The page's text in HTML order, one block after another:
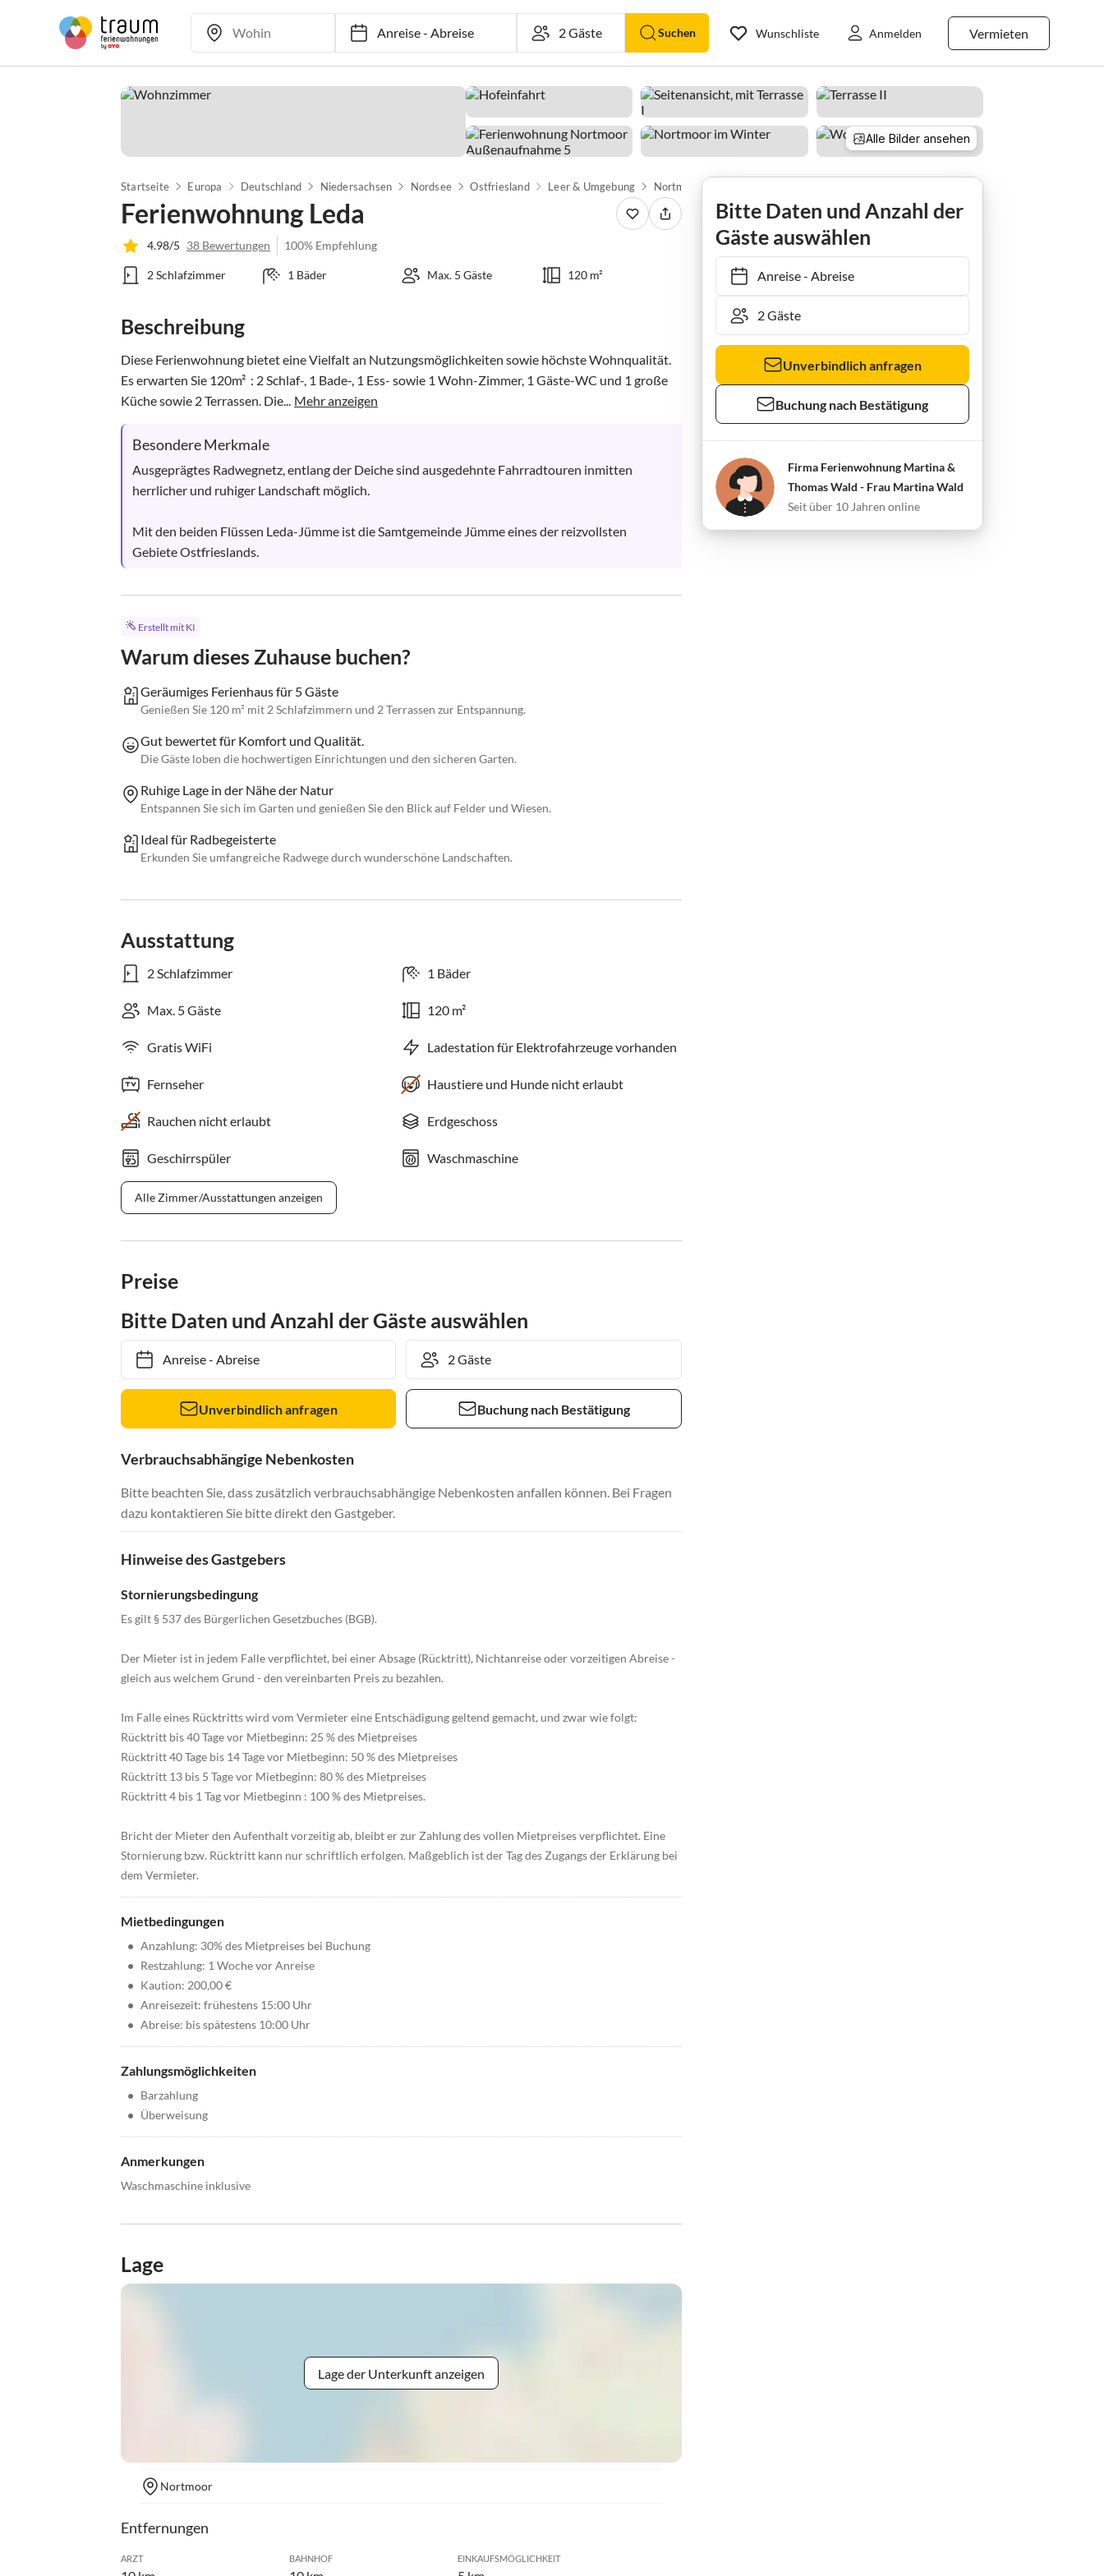
Anreise-Abreise Suchen Vermieten
Wunschliste Anmelden
Alle Bilder ansehen
Startseite Europa Deutschland Niedersachsen Nordsee Ostfriesland Leer & Umgebung Nortmoor
Ferienwohnung Leda
4.98/5 38 Bewertungen 100% Empfehlung
2 Schlafzimmer 1 Bäder Max. 5 Gäste 120 m²
Beschreibung
Diese Ferienwohnung bietet eine Vielfalt an Nutzungsmöglichkeiten sowie höchste Wohnqualität.
Es erwarten Sie 120m²  : 2 Schlaf-, 1 Bade-, 1 Ess- sowie 1 Wohn-Zimmer, 1 Gäste-WC und 1 große
Küche sowie 2 Terrassen. Die... Mehr anzeigen
Besondere Merkmale
Ausgeprägtes Radwegnetz, entlang der Deiche sind ausgedehnte Fahrradtouren inmitten
herrlicher und ruhiger Landschaft möglich.
Mit den beiden Flüssen Leda-Jümme ist die Samtgemeinde Jümme eines der reizvollsten
Gebiete Ostfrieslands.
Erstellt mit KI
Warum dieses Zuhause buchen?
Geräumiges Ferienhaus für 5 Gäste
Genießen Sie 120 m² mit 2 Schlafzimmern und 2 Terrassen zur Entspannung.
Gut bewertet für Komfort und Qualität.
Die Gäste loben die hochwertigen Einrichtungen und den sicheren Garten.
Ruhige Lage in der Nähe der Natur
Entspannen Sie sich im Garten und genießen Sie den Blick auf Felder und Wiesen.
Ideal für Radbegeisterte
Erkunden Sie umfangreiche Radwege durch wunderschöne Landschaften.
Ausstattung
2 Schlafzimmer 1 Bäder
Max. 5 Gäste 120 m²
Gratis WiFi Ladestation für Elektrofahrzeuge vorhanden
Fernseher Haustiere und Hunde nicht erlaubt
Rauchen nicht erlaubt Erdgeschoss
Geschirrspüler Waschmaschine
Alle Zimmer/Ausstattungen anzeigen
Preise
Bitte Daten und Anzahl der Gäste auswählen
Anreise- Abreise
Unverbindlich anfragen Buchung nach Bestätigung
Verbrauchsabhängige Nebenkosten
Bitte beachten Sie, dass zusätzlich verbrauchsabhängige Nebenkosten anfallen können. Bei Fragen
dazu kontaktieren Sie bitte direkt den Gastgeber.
Hinweise des Gastgebers
Stornierungsbedingung
Es gilt § 537 des Bürgerlichen Gesetzbuches (BGB).
Der Mieter ist in jedem Falle verpflichtet, bei einer Absage (Rücktritt), Nichtanreise oder vorzeitigen Abreise -
gleich aus welchem Grund - den vereinbarten Preis zu bezahlen.
Im Falle eines Rücktritts wird vom Vermieter eine Entschädigung geltend gemacht, und zwar wie folgt:
Rücktritt bis 40 Tage vor Mietbeginn: 25 % des Mietpreises
Rücktritt 40 Tage bis 14 Tage vor Mietbeginn: 50 % des Mietpreises
Rücktritt 13 bis 5 Tage vor Mietbeginn: 80 % des Mietpreises
Rücktritt 4 bis 1 Tag vor Mietbeginn : 100 % des Mietpreises.
Bricht der Mieter den Aufenthalt vorzeitig ab, bleibt er zur Zahlung des vollen Mietpreises verpflichtet. Eine
Stornierung bzw. Rücktritt kann nur schriftlich erfolgen. Maßgeblich ist der Tag des Zugangs der Erklärung bei
dem Vermieter.
Mietbedingungen
• Anzahlung: 30% des Mietpreises bei Buchung
• Restzahlung: 1 Woche vor Anreise
• Kaution: 200,00 €
• Anreisezeit: frühestens 15:00 Uhr
• Abreise: bis spätestens 10:00 Uhr
Zahlungsmöglichkeiten
• Barzahlung
• Überweisung
Anmerkungen
Waschmaschine inklusive
Lage
Lage der Unterkunft anzeigen
Nortmoor
Entfernungen
ARZT BAHNHOF EINKAUFSMÖGLICHKEIT
Bitte Daten und Anzahl der
Gäste auswählen
Anreise- Abreise
Unverbindlich anfragen
Buchung nach Bestätigung
Firma Ferienwohnung Martina &
Thomas Wald - Frau Martina Wald
Seit über 10 Jahren online